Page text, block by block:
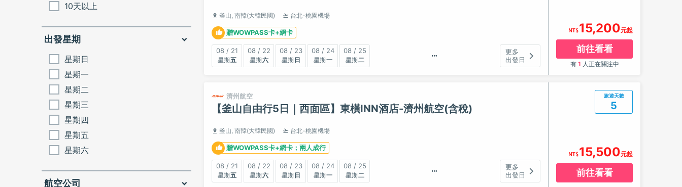
10天以上
出發星期
星期日
星期一
星期二
星期三
星期四
星期五
星期六
航空公司
釜山, 南韓(大韓民國) 台北-桃園機場
贈WOWPASS卡+網卡
08 / 21
五
08 / 22
六
08 / 23
日
08 / 24
一
08 / 25
二
更多
出發日
15,200元起
前往看看
有 1 人正在關注中
濟州航空
【釜山自由行5日｜西面區】東橫INN酒店-濟州航空(含稅)
釜山, 南韓(大韓民國) 台北-桃園機場
贈WOWPASS卡+網卡；兩人成行
08 / 21
五
08 / 22
六
08 / 23
日
08 / 24
一
08 / 25
二
更多
出發日
旅遊天數
5
15,500元起
前往看看